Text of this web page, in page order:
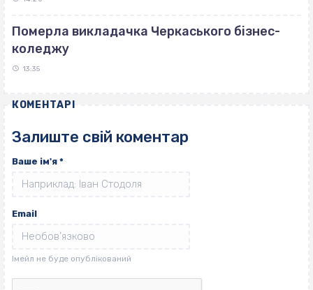
Померла викладачка Черкаського бізнес-
коледжу
13:35
КОМЕНТАРІ
Залиште свій коментар
Ваше ім'я *
Email